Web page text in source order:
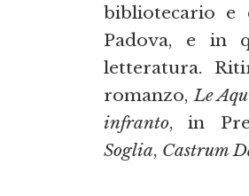
bibliotecario e
Padova, e in
letteratura.
romanzo, Le
infranto, in
Soglia, Castrum